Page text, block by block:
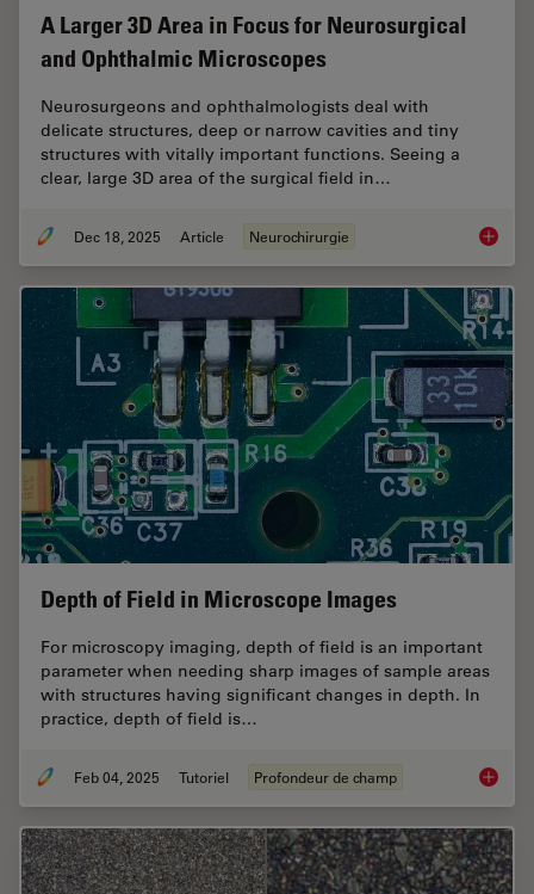
A Larger 3D Area in Focus for Neurosurgical
and Ophthalmic Microscopes
Neurosurgeons and ophthalmologists deal with
delicate structures, deep or narrow cavities and tiny
structures with vitally important functions. Seeing a
clear, large 3D area of the surgical field in…
Dec 18, 2025 Article Neurochirurgie A
Depth of Field in Microscope Images
For microscopy imaging, depth of field is an important
parameter when needing sharp images of sample areas
with structures having significant changes in depth. In
practice, depth of field is…
Feb 04, 2025 Tutoriel Profondeur de champ Depth